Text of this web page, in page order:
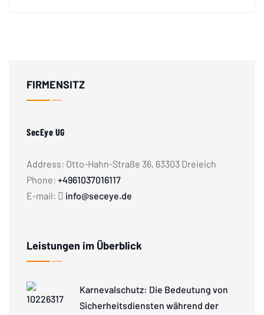
FIRMENSITZ
SecEye UG
Address: Otto-Hahn-Straße 36, 63303 Dreieich
Phone: +4961037016117
E-mail:
info@seceye.de
Leistungen im Überblick
Karnevalschutz: Die Bedeutung von
Sicherheitsdiensten während der